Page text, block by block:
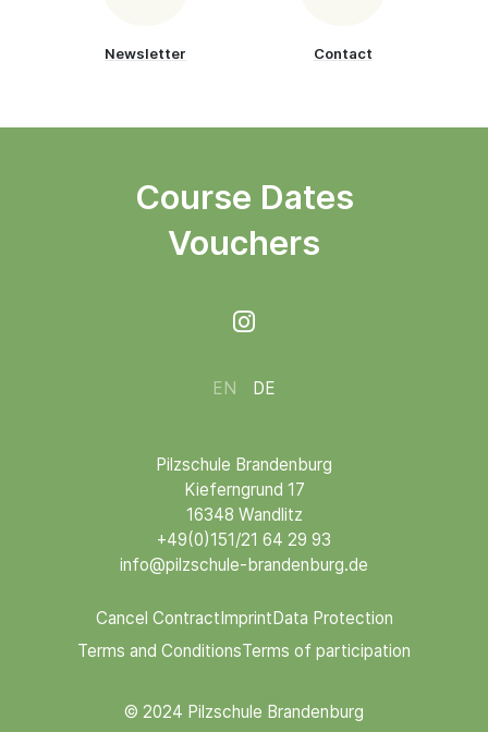
Newsletter Contact
Course Dates
Vouchers

EN DE
Pilzschule Brandenburg
Kieferngrund 17
16348 Wandlitz
+49(0)151/21 64 29 93
info@pilzschule-brandenburg.de
Cancel Contract Imprint Data Protection
Terms and ConditionsTerms of participation
© 2024 Pilzschule Brandenburg